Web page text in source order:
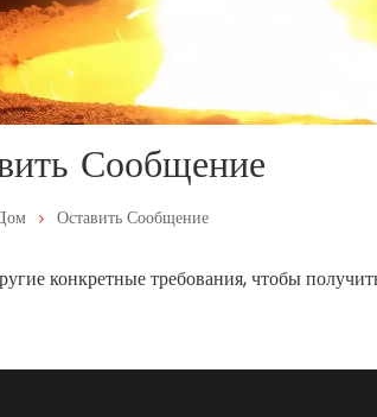
Сообщение
Оставить Сообщение
конкретные требования, чтобы